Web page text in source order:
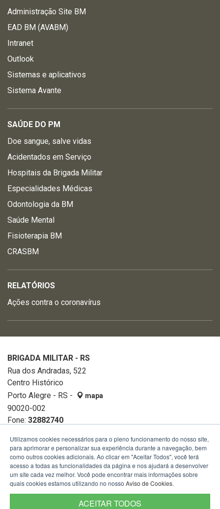
Administração Site BM
EAD BM (AVABM)
Intranet
Outlook
Sistemas e aplicativos
Sistema Avante
SAÚDE DO PM
Doe sangue, salve vidas
Acidentados em Serviço
Hospitais da Brigada Militar
Especialidades Médicas
Odontologia da BM
Saúde Mental
Fisioterapia BM
CRASBM
RELATÓRIOS
Ações contra o coronavírus
BRIGADA MILITAR - RS
Rua dos Andradas, 522
Centro Histórico
Porto Alegre - RS -
mapa
90020-002
Fone: 32882740
Utilizamos cookies necessários para o pleno funcionamento do nosso site,
para aprimorar e personalizar sua experiência durante a navegação, bem
como outros cookies adicionais. Ao clicar em "Aceitar Todos", você terá
acesso a todas as funcionalidades da página e nos ajudará a desenvolver
um site cada vez melhor. Você pode encontrar mais informações sobre
quais cookies estamos utilizando no nosso Aviso de Cookies.
ACEITAR TODOS